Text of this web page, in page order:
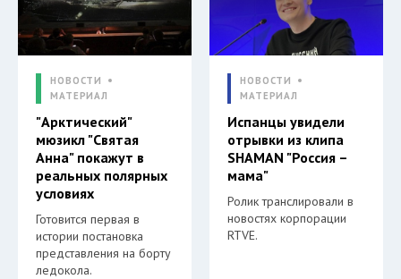
НОВОСТИ
МАТЕРИАЛ
"Арктический"
мюзикл "Святая
Анна" покажут в
реальных полярных
условиях
Готовится первая в
истории постановка
представления на борту
ледокола.
НОВОСТИ
МАТЕРИАЛ
Испанцы увидели
отрывки из клипа
SHAMAN "Россия –
мама"
Ролик транслировали в
новостях корпорации
RTVE.